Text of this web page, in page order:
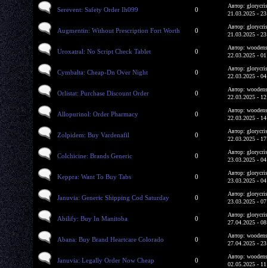
Serevent: Safety Order Ih099 0
Автор:
21.03.2025 -
Augmentin: Without Prescription Fort Worth 0
Автор:
21.03.2025 -
Uroxatral: No Script Check Tablet 0
Автор:
22.03.2025 -
Cymbalta: Cheap-Dn Over Night 0
Автор:
22.03.2025 -
Orlistat: Purchase Discount Order 0
Автор:
22.03.2025 -
Allopurinol: Order Pharmacy 0
Автор:
22.03.2025 -
Zolpidem: Buy Vardenafil 0
Автор:
22.03.2025 -
Colchicine: Brands Generic 0
Автор:
23.03.2025 -
Keppra: Want To Buy Tabs 0
Автор:
23.03.2025 -
Januvia: Generic Shipping Cod Saturday 0
Автор:
23.03.2025 -
Abilify: Buy In Manitoba 0
Автор:
27.04.2025 -
Abana: Buy Brand Heartcare Colorado 0
Автор:
27.04.2025 -
Januvia: Legally Order Now Cheap 0
Автор:
02.05.2025 -